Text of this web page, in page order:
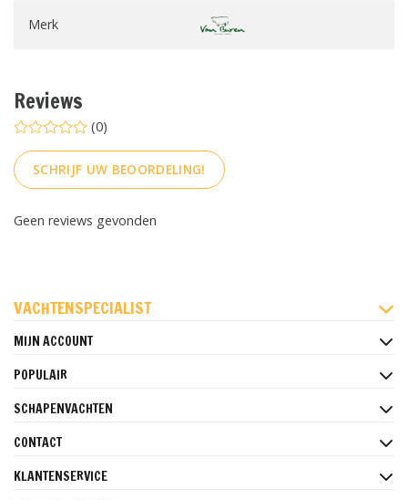
Merk
Reviews
(0)
SCHRIJF UW BEOORDELING!
Geen reviews gevonden
VACHTENSPECIALIST
MIJN ACCOUNT
POPULAIR
SCHAPENVACHTEN
CONTACT
KLANTENSERVICE